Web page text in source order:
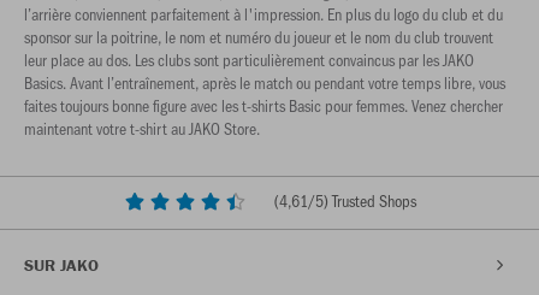
l’arrière conviennent parfaitement à l'impression. En plus du logo du club et du
sponsor sur la poitrine, le nom et numéro du joueur et le nom du club trouvent
leur place au dos. Les clubs sont particulièrement convaincus par les JAKO
Basics. Avant l’entraînement, après le match ou pendant votre temps libre, vous
faites toujours bonne figure avec les t-shirts Basic pour femmes. Venez chercher
maintenant votre t-shirt au JAKO Store.
(4,61/5) Trusted Shops
SUR JAKO